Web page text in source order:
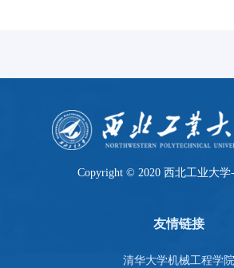
Copyright © 2020 西北工业大
友情链接
清华大学机械工程学院